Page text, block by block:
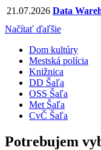
21.07.2026 Data
Načítať ďaľšie
Dom kultúry
Mestská polícia
Knižnica
DD Šaľa
OSS Šaľa
Met Šaľa
CvČ Šaľa
Potrebujem